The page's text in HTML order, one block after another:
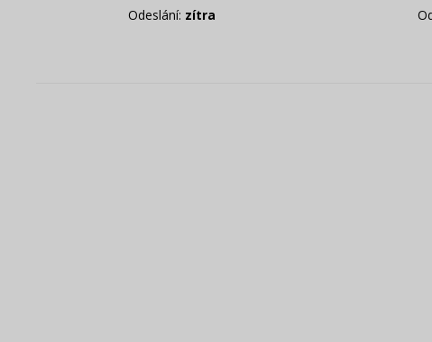
Odeslání: zítra